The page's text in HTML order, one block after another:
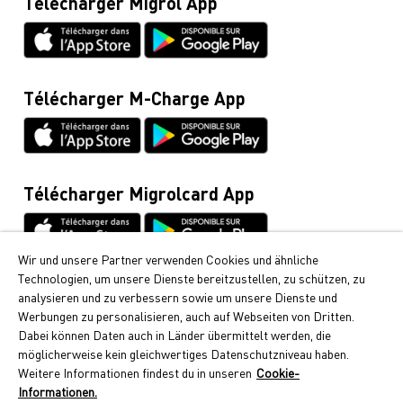
Netiquette
Fiches techniques & instructions
Migrolcard
0844 03 03 03
Infoline Cumulus
Demandes d’informations générales / Tout ce qui
concerne la voiture
044 495 11 11
044 495 16 16
Télécharger M-Charge App
Télécharger Migrolcard App
Cumulus
Vous pouvez recevoir chez Migrol les points Cumulus
si appréciés. Découvrez ici comment collecter des
points Cumulus.
Suivez nous
Wir und unsere Partner verwenden Cookies und ähnliche
Technologien, um unsere Dienste bereitzustellen, zu schützen, zu
analysieren und zu verbessern sowie um unsere Dienste und
Werbungen zu personalisieren, auch auf Webseiten von Dritten.
Dabei können Daten auch in Länder übermittelt werden, die
möglicherweise kein gleichwertiges Datenschutzniveau haben.
Weitere Informationen findest du in unseren Cookie-
Informationen.